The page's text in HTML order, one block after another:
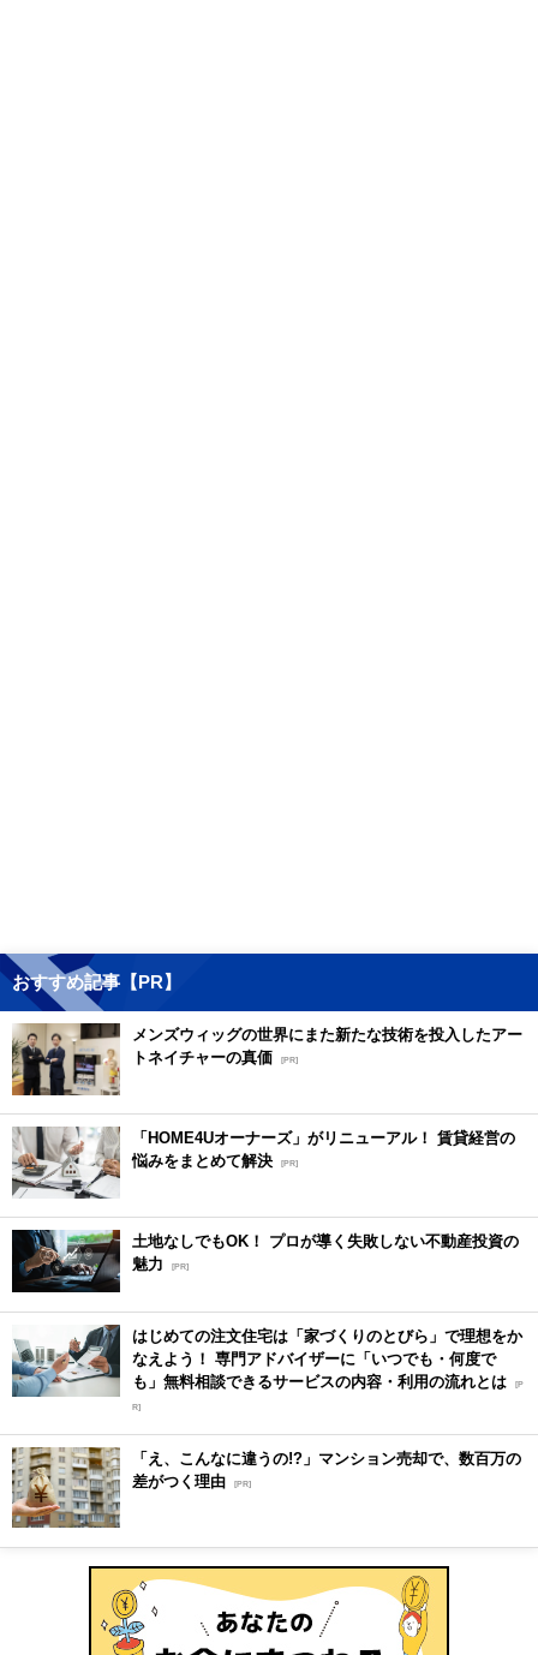
おすすめ記事【PR】
メンズウィッグの世界にまた新たな技術を投入したアー
トネイチャーの真価 [PR]
「HOME4Uオーナーズ」がリニューアル！ 賃貸経営の
悩みをまとめて解決 [PR]
土地なしでもOK！ プロが導く失敗しない不動産投資の
魅力
[PR]
はじめての注文住宅は「家づくりのとびら」で理想をか
なえよう！ 専門アドバイザーに「いつでも・何度で
も」無料相談できるサービスの内容・利用の流れとは [P
R]
「え、こんなに違うの!?」マンション売却で、数百万の
差がつく理由 [PR]